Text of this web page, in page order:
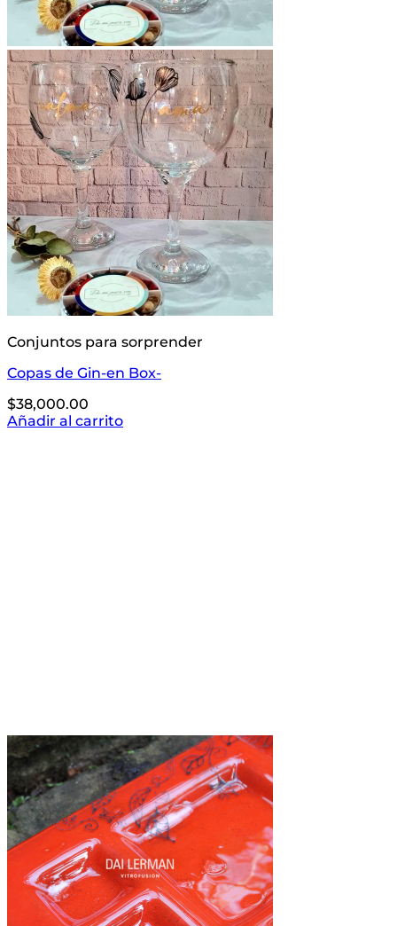
Conjuntos para sorprender
Copas de Gin-en Box-
$38,000.00
Añadir al carrito